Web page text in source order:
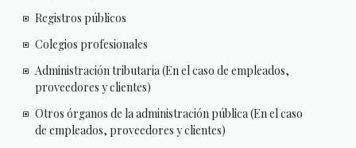
Registros públicos
Colegios profesionales
Administración tributaria (En el caso de empleados,
proveedores y clientes)
Otros órganos de la administración pública (En el caso
de empleados, proveedores y clientes)